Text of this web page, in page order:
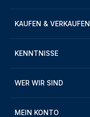
KAUFEN & VERKAUFEN
KENNTNISSE
WER WIR SIND
MEIN KONTO